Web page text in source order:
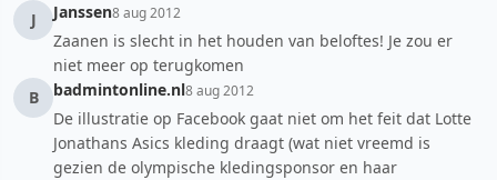
J
Janssen8 aug 2012
Zaanen is slecht in het houden van beloftes! Je zou er
niet meer op terugkomen
B
badmintonline.nl8 aug 2012
De illustratie op Facebook gaat niet om het feit dat Lotte
Jonathans Asics kleding draagt (wat niet vreemd is
gezien de olympische kledingsponsor en haar